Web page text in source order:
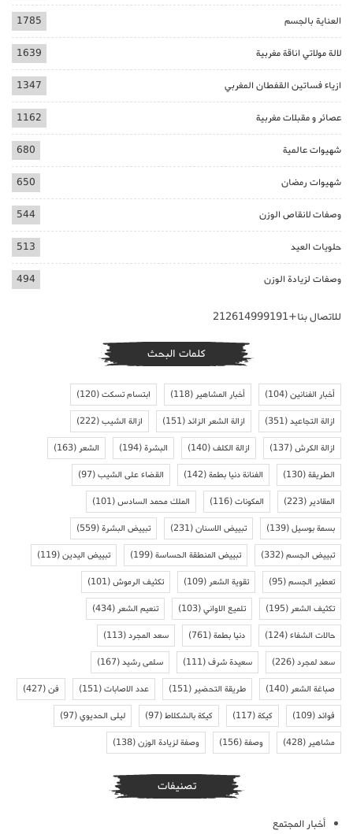
العناية بالجسم 1785
لالة مولاتي اناقة مغربية 1639
ازياء فساتين القفطان المغربي 1347
عصائر و مقبلات مغربية 1162
شهيوات عالمية 680
شهيوات رمضان 650
وصفات لانقاص الوزن 544
حلويات العيد 513
وصفات لزيادة الوزن 494
للاتصال بنا+212614999191
كلمات البحث
أخبار الفنانين(104) أخبار المشاهير(118) ابتسام تسكت(120)
ازالة التجاعيد(351) ازالة الشعر الزائد(151) ازالة الشيب(222)
ازالة الكرش(137) ازالة الكلف(140) البشرة(194) الشعر(163)
الطريقة(130) الفنانة دنيا بطمة(142) القضاء على الشيب(97)
المقادير(223) المكونات(116) الملك محمد السادس(101)
بسمة بوسيل(139) تبييض الاسنان(231) تبييض البشرة(559)
تبييض الجسم(332) تبييض المنطقة الحساسة(199) تبييض اليدين(119)
تعطير الجسم(95) تقوية الشعر(109) تكثيف الرموش(101)
تكثيف الشعر(195) تلميع الاواني(103) تنعيم الشعر(434)
حالات الشفاء(124) دنيا بطمة(761) سعد المجرد(113)
سعد لمجرد(226) سعيدة شرف(111) سلمى رشيد(167)
صباغة الشعر(140) طريقة التحضير(151) عدد الاصابات(151) فن(427)
فوائد(109) كيكة(117) كيكة بالشكلاط(97) ليلى الحديوي(97)
مشاهير(428) وصفة(156) وصفة لزيادة الوزن(138)
تصنيفات
أخبار المجتمع